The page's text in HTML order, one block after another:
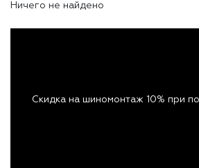
Ничего не найдено
Скидка на шиномонтаж 10% при